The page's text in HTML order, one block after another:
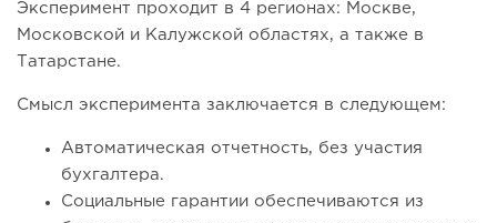
Эксперимент проходит в 4 регионах: Москве,
Московской и Калужской областях, а также в
Татарстане.
Смысл эксперимента заключается в следующем:
Автоматическая отчетность, без участия
бухгалтера.
Социальные гарантии обеспечиваются из